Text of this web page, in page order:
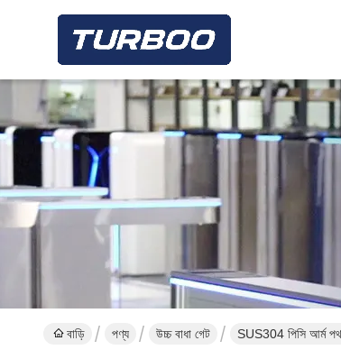
বাড়ি পণ্য উচ্চ বাধা গেট SUS304 পিসি আর্ম